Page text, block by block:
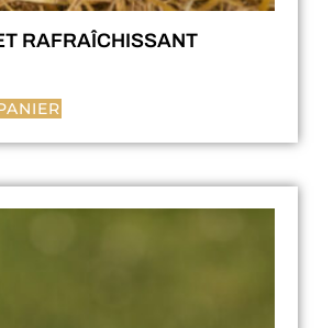
RAFRAÎCHISSANT